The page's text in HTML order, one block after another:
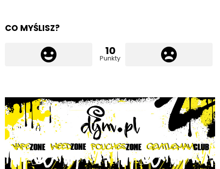
CO MYŚLISZ?
10
Punkty